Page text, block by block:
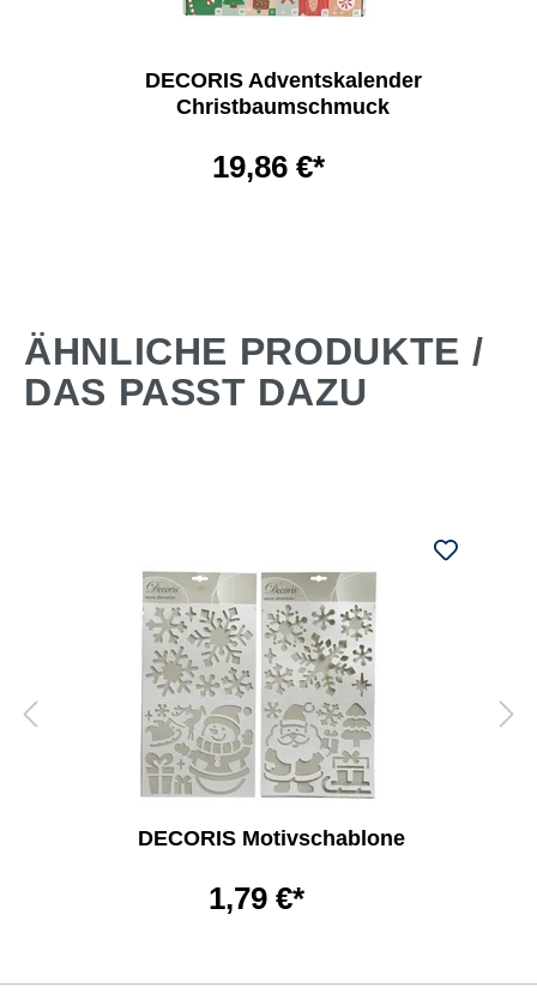
DECORIS Adventskalender
Christbaumschmuck
19,86 €*
ÄHNLICHE PRODUKTE /
DAS PASST DAZU
DECORIS Motivschablone
1,79 €*